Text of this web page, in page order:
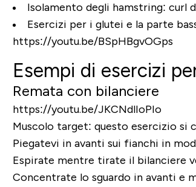
Isolamento degli hamstring: curl
Esercizi per i glutei e la parte
https://youtu.be/BSpHBgvOGps
Esempi di esercizi
Remata con bilanciere
https://youtu.be/JKCNdlIoPIo
Muscolo target: questo esercizio si
Piegatevi in avanti sui fianchi in
Espirate mentre tirate il bilanciere
Concentrate lo sguardo in avanti e